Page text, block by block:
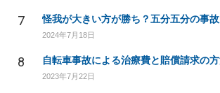
7 怪我が大きい方が勝ち？五分五分の事故
2024年7月18日
8
2023年7月22日